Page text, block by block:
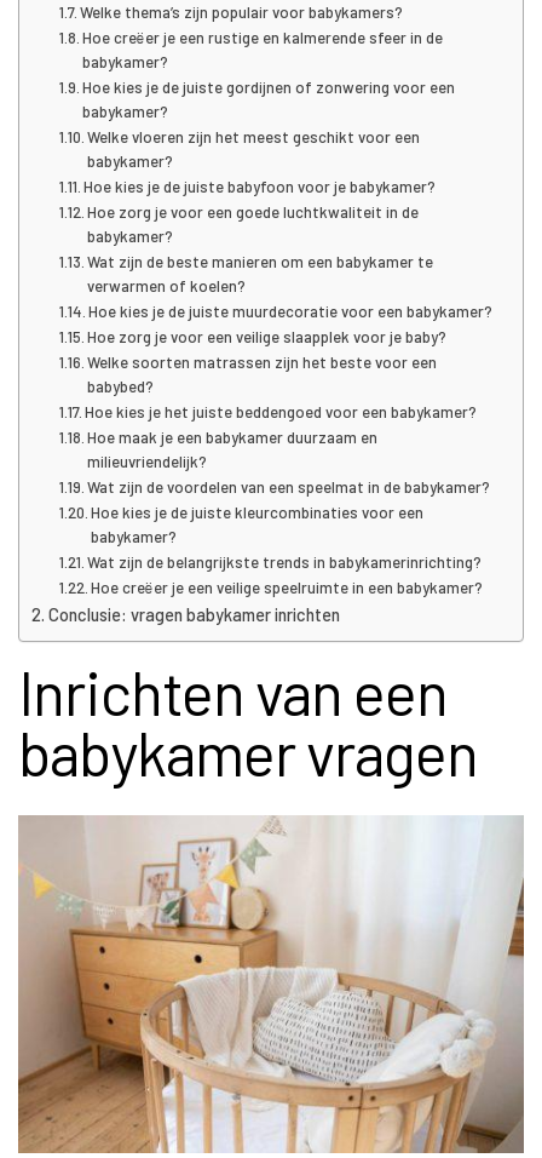
Welke thema’s zijn populair voor babykamers?
Hoe creëer je een rustige en kalmerende sfeer in de
babykamer?
Hoe kies je de juiste gordijnen of zonwering voor een
babykamer?
Welke vloeren zijn het meest geschikt voor een
babykamer?
Hoe kies je de juiste babyfoon voor je babykamer?
Hoe zorg je voor een goede luchtkwaliteit in de
babykamer?
Wat zijn de beste manieren om een babykamer te
verwarmen of koelen?
Hoe kies je de juiste muurdecoratie voor een babykamer?
Hoe zorg je voor een veilige slaapplek voor je baby?
Welke soorten matrassen zijn het beste voor een
babybed?
Hoe kies je het juiste beddengoed voor een babykamer?
Hoe maak je een babykamer duurzaam en
milieuvriendelijk?
Wat zijn de voordelen van een speelmat in de babykamer?
Hoe kies je de juiste kleurcombinaties voor een
babykamer?
Wat zijn de belangrijkste trends in babykamerinrichting?
Hoe creëer je een veilige speelruimte in een babykamer?
Conclusie: vragen babykamer inrichten
Inrichten van een
babykamer vragen